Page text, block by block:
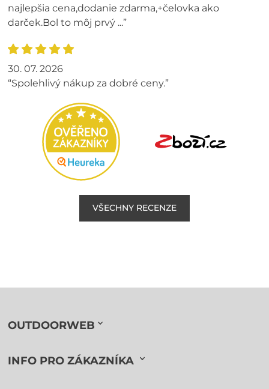
najlepšia cena,dodanie zdarma,+čelovka ako
darček.Bol to môj prvý ...”
30. 07. 2026
“Spolehlivý nákup za dobré ceny.”
VŠECHNY RECENZE
OUTDOORWEB
INFO PRO ZÁKAZNÍKA